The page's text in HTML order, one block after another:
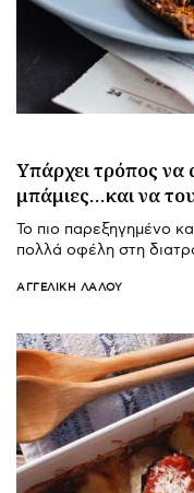
Υπάρχει τρόπος να
μπάμιες…και να
Το πιο παρεξηγημένο
πολλά οφέλη στη
ΑΓΓΕΛΙΚΉ ΛΆΛΟΥ